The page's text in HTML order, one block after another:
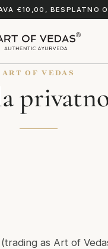
€10,00, BESPLATNO
ART OF VEDAS
as Art of